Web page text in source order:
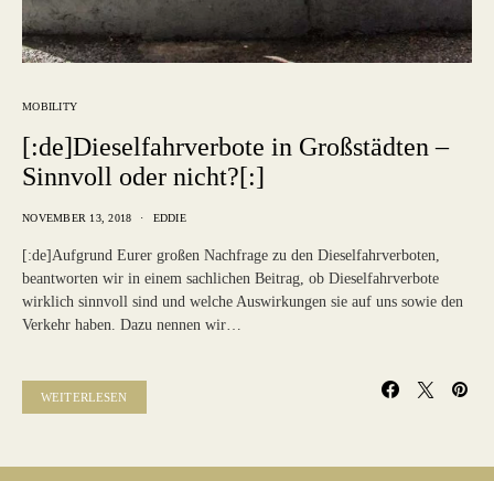
MOBILITY
[:de]Dieselfahrverbote in Großstädten –
Sinnvoll oder nicht?[:]
NOVEMBER 13, 2018 EDDIE
[:de]Aufgrund Eurer großen Nachfrage zu den Dieselfahrverboten,
beantworten wir in einem sachlichen Beitrag, ob Dieselfahrverbote
wirklich sinnvoll sind und welche Auswirkungen sie auf uns sowie den
Verkehr haben. Dazu nennen wir…
WEITERLESEN